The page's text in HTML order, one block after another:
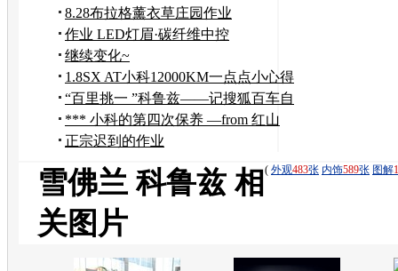
版）
8.28布拉格薰衣草庄园作业
作业 LED灯眉·碳纤维中控
继续变化~
1.8SX AT小科12000KM一点点小心得
“百里挑一 ”科鲁兹——记搜狐百车自
驾游邯郸
*** 小科的第四次保养 —from 红山
***
正宗迟到的作业
( 外观483张 内饰589张 图解
雪佛兰 科鲁兹 相
关图片